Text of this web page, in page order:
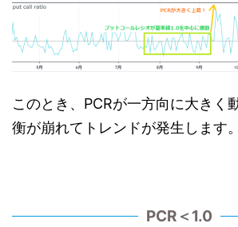
このとき、PCRが一方向に大きく
衡が崩れてトレンドが発生します。
PCR＜1.0